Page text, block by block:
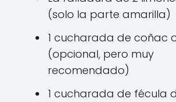
(solo la parte amarilla)
1 cucharada de coñac
(opcional, pero muy
recomendado)
1 cucharada de fécula